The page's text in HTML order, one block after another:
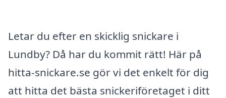
Letar du efter en skicklig snickare i
Lundby? Då har du kommit rätt! Här på
hitta-snickare.se gör vi det enkelt för dig
att hitta det bästa snickeriföretaget i ditt